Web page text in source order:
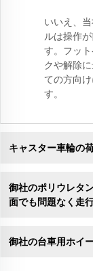
いいえ、
ルは操作
す。フッ
クや解除
ての方向
す。
キャスター車輪の
御社のポリウレタ
面でも問題なく走
御社の台車用ホイ